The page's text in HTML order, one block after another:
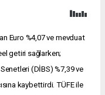
Euro %4,07 ve mevduat
getiri sağlarken;
(DİBS) %7,39 ve
kaybettirdi. TÜFE ile